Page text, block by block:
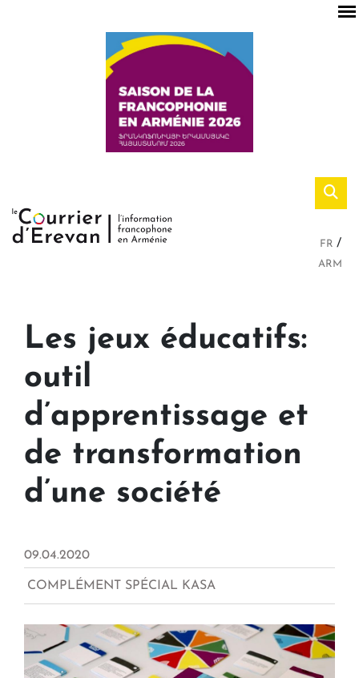
FR
ARM
Les jeux éducatifs:
outil
d’apprentissage et
de transformation
d’une société
09.04.2020
COMPLÉMENT SPÉCIAL KASA